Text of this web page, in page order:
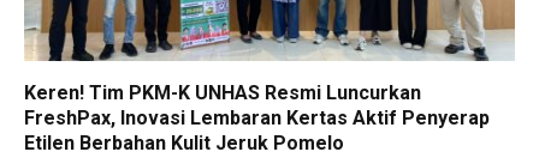
Keren! Tim PKM-K UNHAS Resmi Luncurkan
FreshPax, Inovasi Lembaran Kertas Aktif Penyerap
Etilen Berbahan Kulit Jeruk Pomelo